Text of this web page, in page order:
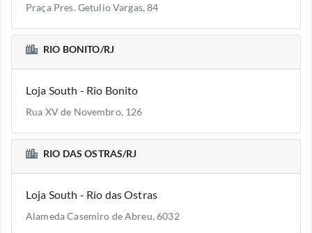
Praça Pres. Getulio Vargas, 84
RIO BONITO/RJ
Loja South - Rio Bonito
Rua XV de Novembro, 126
RIO DAS OSTRAS/RJ
Loja South - Rio das Ostras
Alameda Casemiro de Abreu, 6032